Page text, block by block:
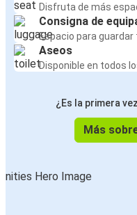
Disfruta de más
Consigna de
Espacio para
Aseos
Disponible en todos
¿Es la primera
Más